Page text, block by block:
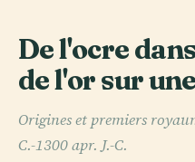
De l'ocre
de l'or sur
Origines et premiers
C.-1300 apr. J.-C.